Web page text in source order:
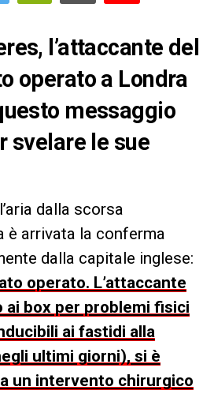
l’attaccante del
operato a Londra
messaggio
svelare le sue
dalla scorsa
è arrivata la conferma
dalla capitale inglese:
operato. L’attaccante
ai box per problemi fisici
ai fastidi alla
ultimi giorni), si è
un intervento chirurgico